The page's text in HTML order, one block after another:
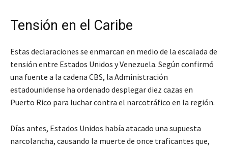
Tensión en el Caribe
Estas declaraciones se enmarcan en medio de la escalada de
tensión entre Estados Unidos y Venezuela. Según confirmó
una fuente a la cadena CBS, la Administración
estadounidense ha ordenado desplegar diez cazas en
Puerto Rico para luchar contra el narcotráfico en la región.
Días antes, Estados Unidos había atacado una supuesta
narcolancha, causando la muerte de once traficantes que,